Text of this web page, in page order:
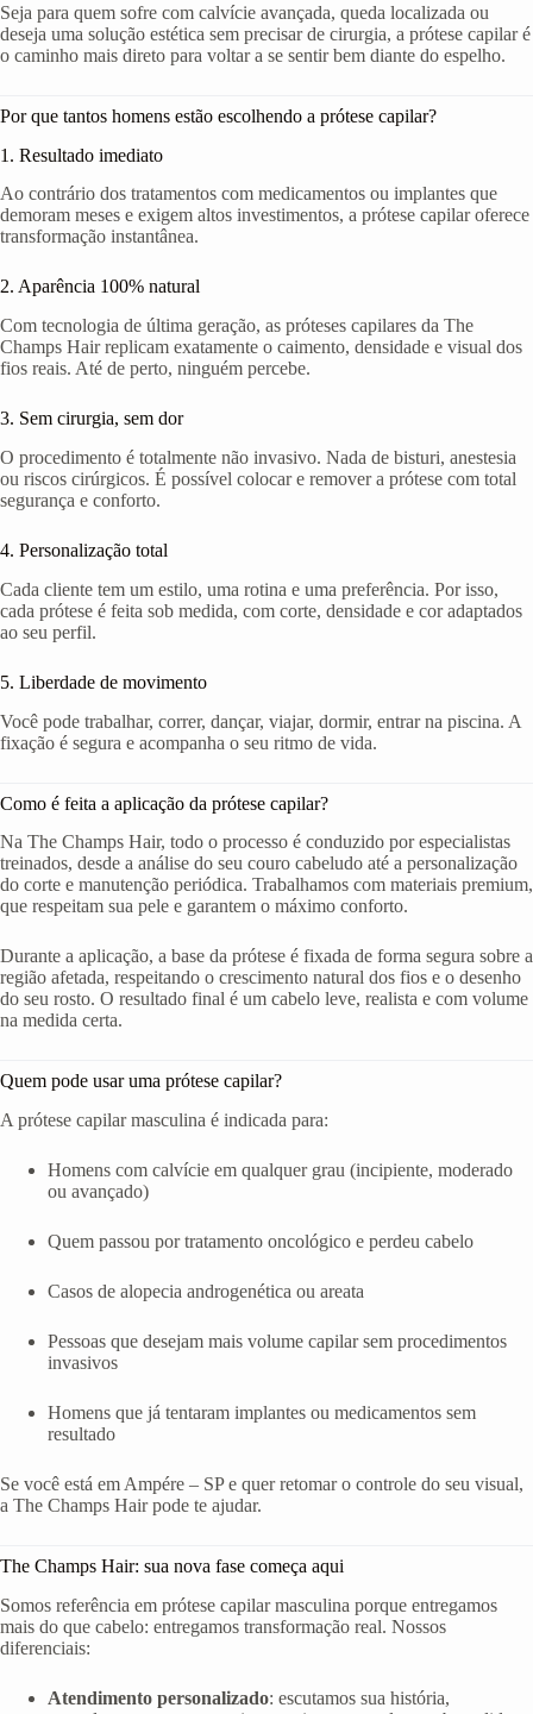
Seja para quem sofre com calvície avançada, queda localizada ou
deseja uma solução estética sem precisar de cirurgia, a prótese capilar é
o caminho mais direto para voltar a se sentir bem diante do espelho.
Por que tantos homens estão escolhendo a prótese capilar?
1. Resultado imediato
Ao contrário dos tratamentos com medicamentos ou implantes que
demoram meses e exigem altos investimentos, a prótese capilar oferece
transformação instantânea.
2. Aparência 100% natural
Com tecnologia de última geração, as próteses capilares da The
Champs Hair replicam exatamente o caimento, densidade e visual dos
fios reais. Até de perto, ninguém percebe.
3. Sem cirurgia, sem dor
O procedimento é totalmente não invasivo. Nada de bisturi, anestesia
ou riscos cirúrgicos. É possível colocar e remover a prótese com total
segurança e conforto.
4. Personalização total
Cada cliente tem um estilo, uma rotina e uma preferência. Por isso,
cada prótese é feita sob medida, com corte, densidade e cor adaptados
ao seu perfil.
5. Liberdade de movimento
Você pode trabalhar, correr, dançar, viajar, dormir, entrar na piscina. A
fixação é segura e acompanha o seu ritmo de vida.
Como é feita a aplicação da prótese capilar?
Na The Champs Hair, todo o processo é conduzido por especialistas
treinados, desde a análise do seu couro cabeludo até a personalização
do corte e manutenção periódica. Trabalhamos com materiais premium,
que respeitam sua pele e garantem o máximo conforto.
Durante a aplicação, a base da prótese é fixada de forma segura sobre a
região afetada, respeitando o crescimento natural dos fios e o desenho
do seu rosto. O resultado final é um cabelo leve, realista e com volume
na medida certa.
Quem pode usar uma prótese capilar?
A prótese capilar masculina é indicada para:
Homens com calvície em qualquer grau (incipiente, moderado
ou avançado)
Quem passou por tratamento oncológico e perdeu cabelo
Casos de alopecia androgenética ou areata
Pessoas que desejam mais volume capilar sem procedimentos
invasivos
Homens que já tentaram implantes ou medicamentos sem
resultado
Se você está em Ampére – SP e quer retomar o controle do seu visual,
a The Champs Hair pode te ajudar.
The Champs Hair: sua nova fase começa aqui
Somos referência em prótese capilar masculina porque entregamos
mais do que cabelo: entregamos transformação real. Nossos
diferenciais:
Atendimento personalizado: escutamos sua história,